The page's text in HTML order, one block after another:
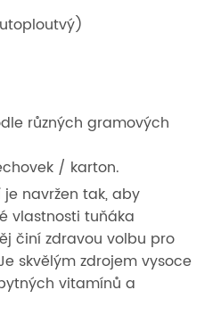
různých gramových
/ karton.
je navržen tak, aby
vlastnosti tuňáka
činí zdravou volbu pro
skvělým zdrojem vysoce
vitamínů a